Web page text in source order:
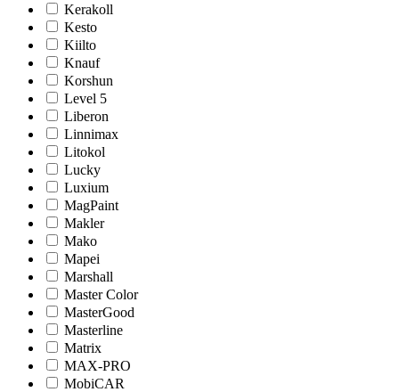
Kerakoll
Kesto
Kiilto
Knauf
Korshun
Level 5
Liberon
Linnimax
Litokol
Lucky
Luxium
MagPaint
Makler
Mako
Mapei
Marshall
Master Color
MasterGood
Masterline
Matrix
MAX-PRO
MobiCAR